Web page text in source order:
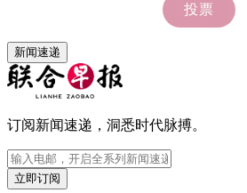
新闻速递
订阅新闻速递，洞悉时代脉搏。
立即订阅